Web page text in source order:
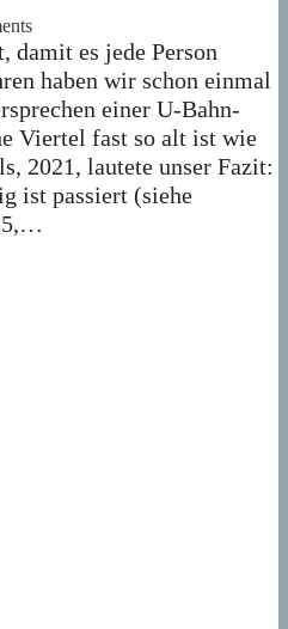
damit es jede Person
haben wir schon einmal
einer U-Bahn-
Viertel fast so alt ist wie
2021, lautete unser Fazit:
ist passiert (siehe